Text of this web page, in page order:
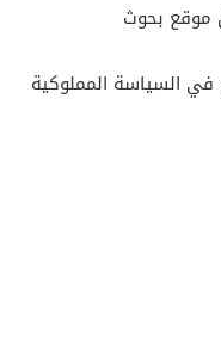
موقع بحوث
في السياسة المملوكية